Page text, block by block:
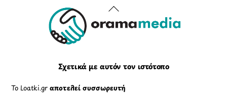
Back
To
Σχετικά με αυτόν τον ιστότοπο
Το Loatki.grαποτελεί συσσωρευτή